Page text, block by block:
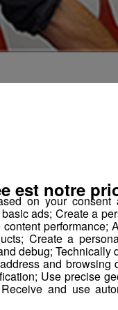
on your consent
ads; Create a
performance;
Create a
debug; Technically
and browsing
Use precise
and use
est notre